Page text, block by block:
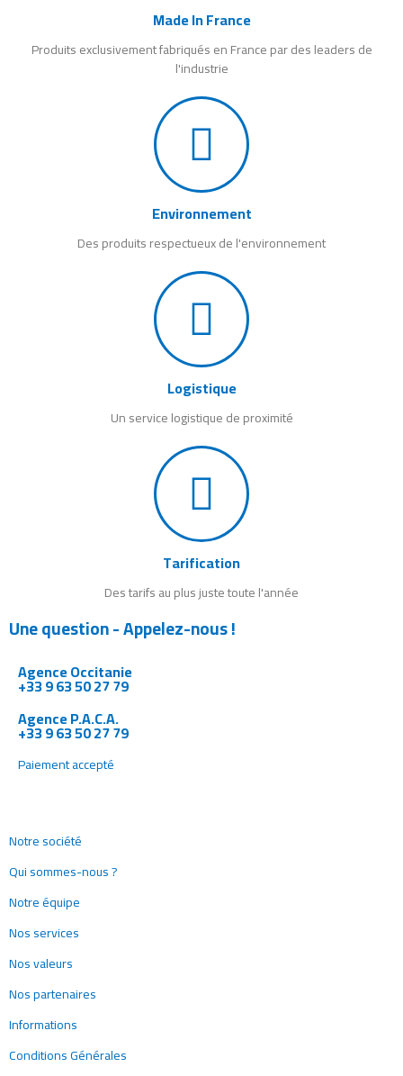
Made In France
Produits exclusivement fabriqués en France par des leaders de
l'industrie
Environnement
Des produits respectueux de l'environnement
Logistique
Un service logistique de proximité
Tarification
Des tarifs au plus juste toute l'année
Une question - Appelez-nous !
Agence Occitanie
+33 9 63 50 27 79
Agence P.A.C.A.
+33 9 63 50 27 79
Paiement accepté
Notre société
Qui sommes-nous ?
Notre équipe
Nos services
Nos valeurs
Nos partenaires
Informations
Conditions Générales